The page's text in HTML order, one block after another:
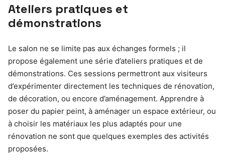
Ateliers pratiques et
démonstrations
Le salon ne se limite pas aux échanges formels ; il
propose également une série d’ateliers pratiques et de
démonstrations. Ces sessions permettront aux visiteurs
d’expérimenter directement les techniques de rénovation,
de décoration, ou encore d’aménagement. Apprendre à
poser du papier peint, à aménager un espace extérieur, ou
à choisir les matériaux les plus adaptés pour une
rénovation ne sont que quelques exemples des activités
proposées.